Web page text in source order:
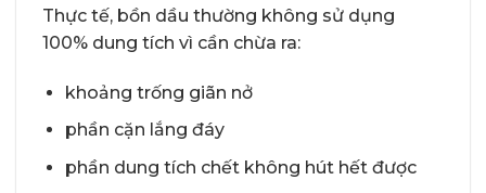
Thực tế, bồn dầu thường không sử dụng
100% dung tích vì cần chừa ra:
khoảng trống giãn nở
phần cặn lắng đáy
phần dung tích chết không hút hết được